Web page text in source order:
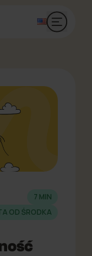
Otwórz
7 MIN
OD ŚRODKA